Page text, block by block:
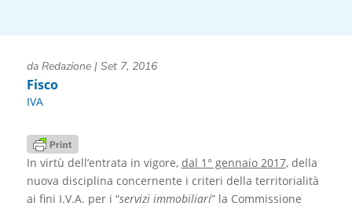
da Redazione| Set 7, 2016
Fisco
IVA
In virtù dell’entrata in vigore, dal 1° gennaio 2017, della
nuova disciplina concernente i criteri della territorialità
ai fini I.V.A. per i “servizi immobiliari” la Commissione